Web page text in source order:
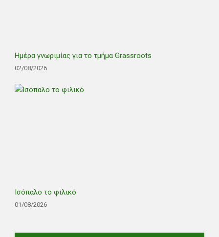
Ημέρα γνωριμίας για το τμήμα Grassroots
02/08/2026
Ισόπαλο το φιλικό
01/08/2026